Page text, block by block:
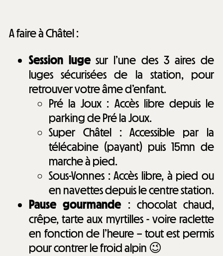
A faire à Châtel :
Session lugesur l’une des 3 aires de
luges sécurisées de la station, pour
retrouver votre âme d’enfant.
Pré la Joux : Accès libre depuis le
parking de Pré la Joux.
Super Châtel : Accessible par la
télécabine (payant) puis 15mn de
marche à pied.
Sous-Vonnes : Accès libre, à pied ou
en navettes depuis le centre station.
Pause gourmande : chocolat chaud,
crêpe, tarte aux myrtilles - voire raclette
en fonction de l’heure – tout est permis
pour contrer le froid alpin 😉